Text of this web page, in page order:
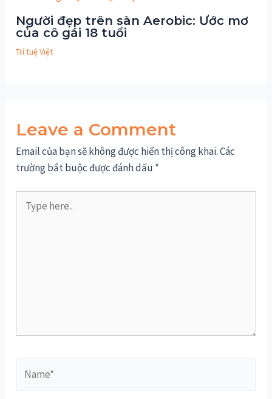
Người đẹp trên sàn Aerobic: Ước mơ
của cô gái 18 tuổi
Trí tuệ Việt
Leave a Comment
Email của bạn sẽ không được hiển thị công khai.Các
trường bắt buộc được đánh dấu *
Type
here..